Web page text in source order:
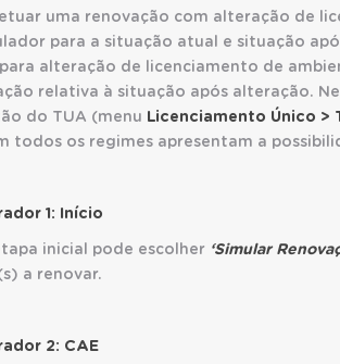
uma renovação com alteração de
para a situação atual e situação
alteração de licenciamento de
relativa à situação após alteração.
do TUA (menu Licenciamento Único >
todos os regimes apresentam a
1: Início
inicial pode escolher ‘Simular
a renovar.
2: CAE